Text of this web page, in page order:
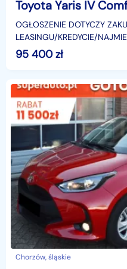
OGŁOSZENIE DOTYCZY
LEASINGU/KREDYCIE/
SUPERAUTO.PL?✔ Lider ryn
95 400zł
Chorzów, śląskie